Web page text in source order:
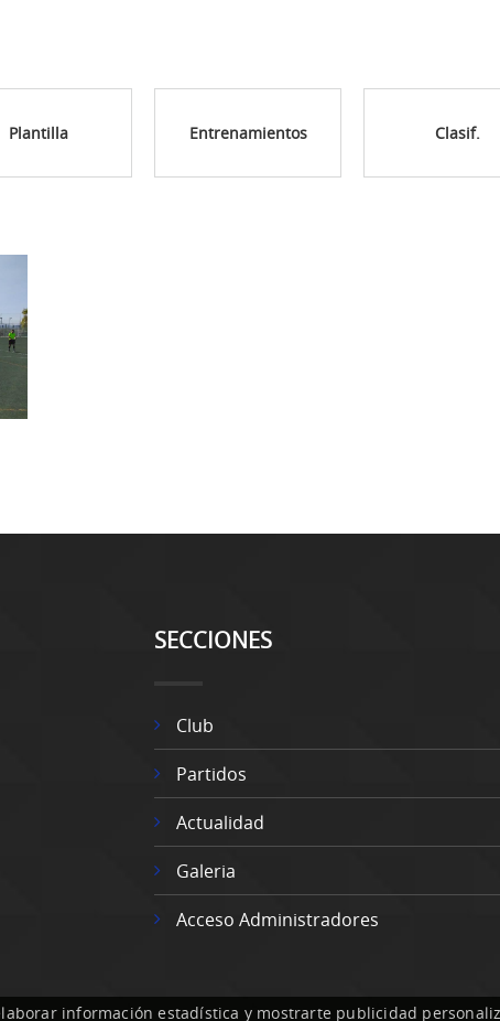
Plantilla Entrenamientos Clasif.
SECCIONES
Club
Partidos
Actualidad
Galeria
Acceso Administradores
información estadística y mostrarte publicidad